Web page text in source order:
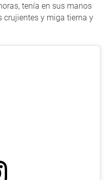
tenía en sus manos
crujientes y miga tierna y